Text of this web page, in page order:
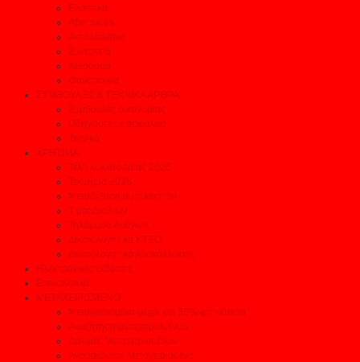
Ελαστικά
After sales
Ανταλλακτικά
Συνεργεία
Αξεσουάρ
Φανοποιεία
ΣΥΜΒΟΥΛΕΣ & ΤΕΧΝΙΚΑ ΑΡΘΡΑ
Συμβουλές οικονομίας
Οδηγείστε με ασφάλεια
Τεχνικά
ΧΡΗΣΙΜΑ
Τέλη κυκλοφορίας 2026
Τεκμήρια 2026
Μεταβίβαση αυτοκινήτου
Τιμές Διοδίων
Τηλέφωνα Ανάγκης
Δικαιολογητικά ΚΤΕΟ
Δικαιολογητικά Ανακύκλωσης
Ηλεκτρονικές εκδόσεις
Επικοινωνία
ΜΕΤΑΧΕΙΡΙΣΜΕΝΟ
Μεταχειρισμένα μέχρι και 35% φτηνότερα
Αναζήτηση μεταχειρισμένου
Δοκιμές Μεταχειρισμένων
Αγοράζοντας Μεταχειρισμένο